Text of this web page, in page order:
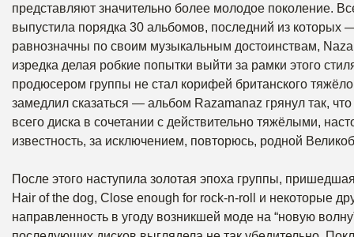
представляют значительно более молодое поколение.
выпустила порядка 30 альбомов, последний из
равнозначны по своим музыкальным достоинствам,
изредка делая робкие попытки выйти за рамки этого
продюсером группы не стал корифей британского
замедлил сказаться — альбом Razamanaz грянул так,
всего диска в сочетании с действительно тяжёлыми,
известность, за исключением, повторюсь, родной
После этого наступила золотая эпоха группы,
Hair of the dog, Close enough for rock-n-roll и некоторые
направленность в угоду возникшей моде на “новую